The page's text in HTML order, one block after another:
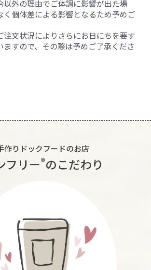
外の理由でご体調に影響が出た場
く個体差による影響となるため予めご
文状況によりさらにお日にちを要す
ますので、その際は予めご了承くださ
作りドックフードのお店
フリー®︎のこだわり